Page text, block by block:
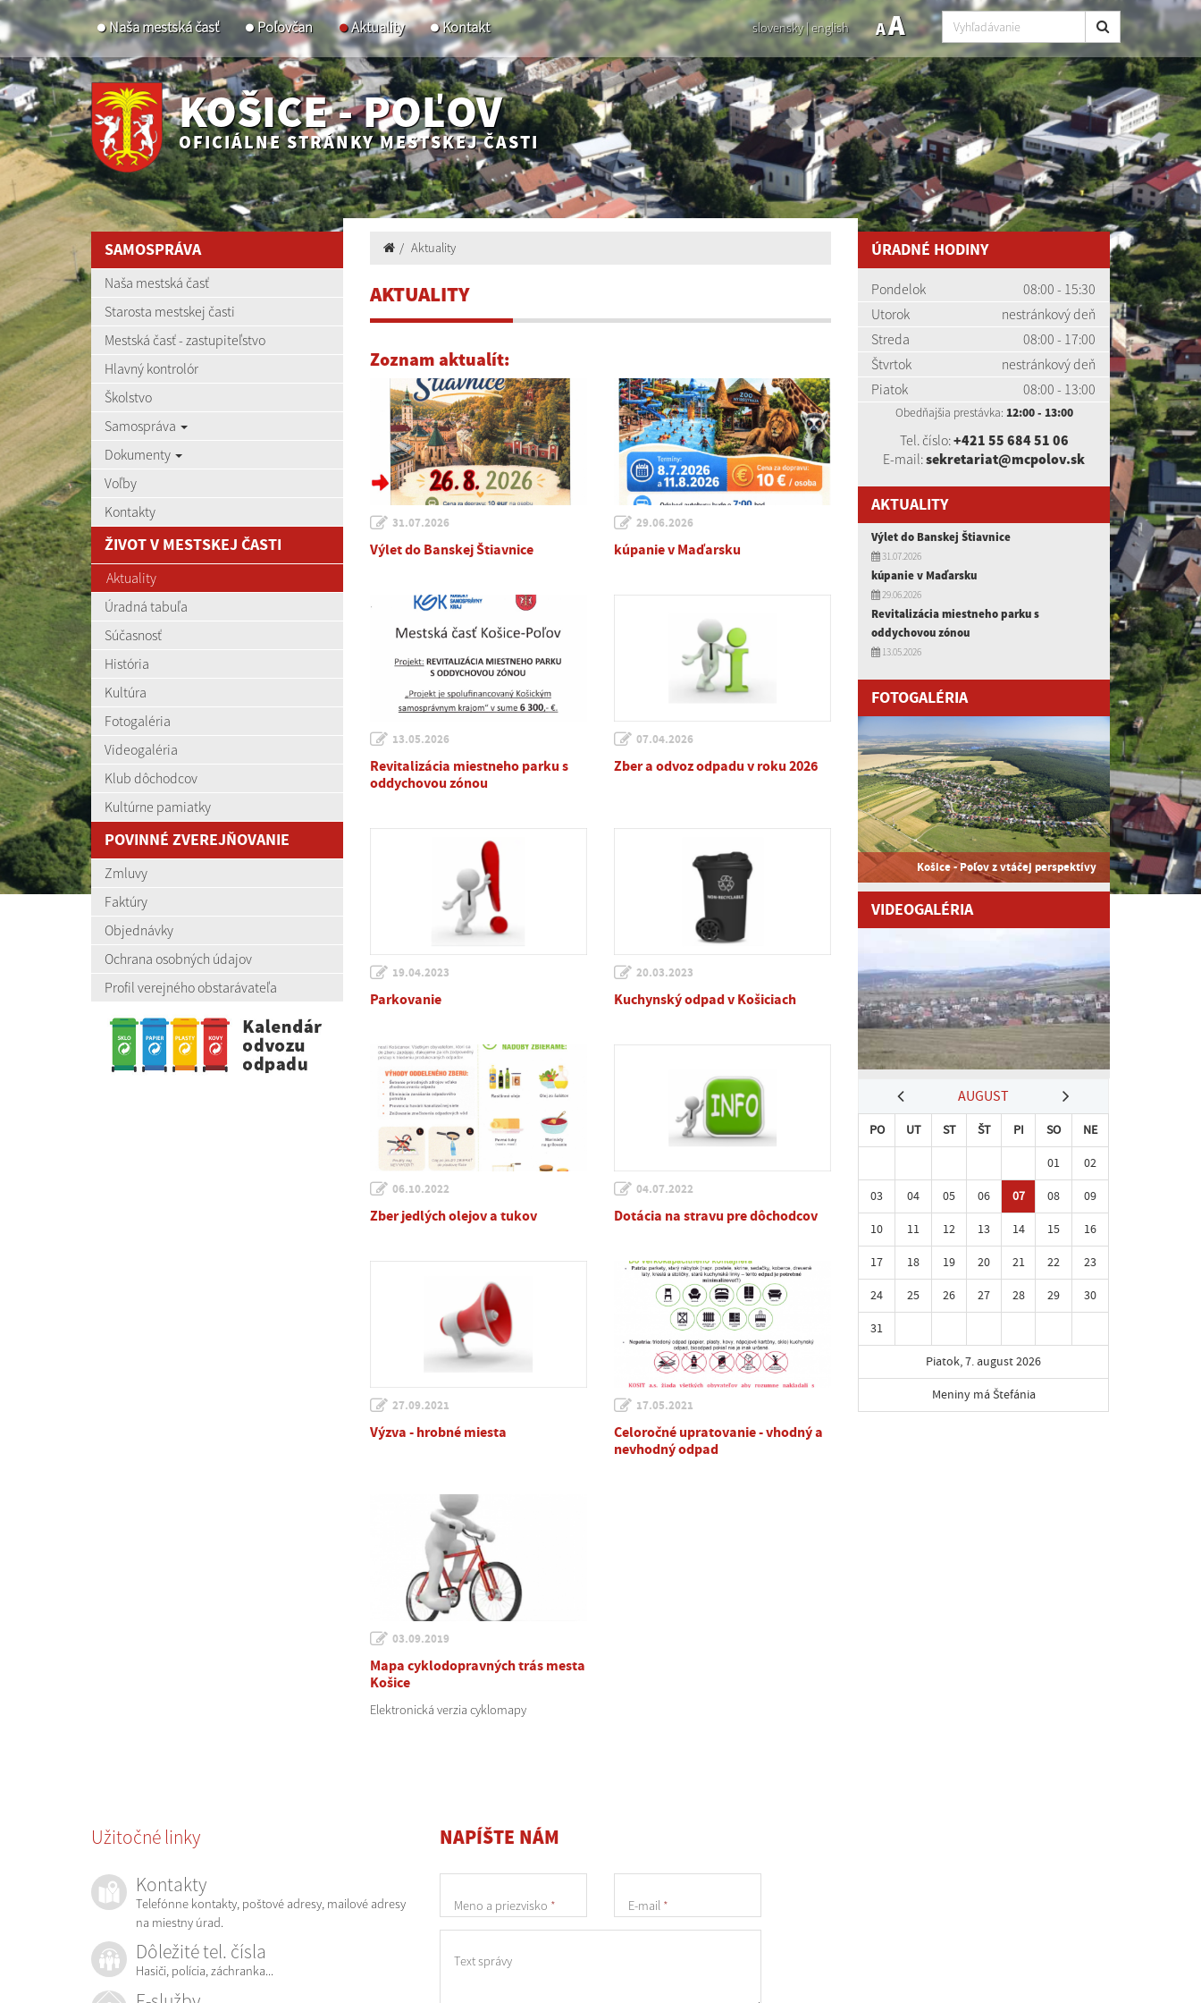
Naša mestská časť Poľovčan Aktuality Kontakt slovensky|english AA
KOŠICE - POĽOV
OFICIÁLNE STRÁNKY MESTSKEJ ČASTI
SAMOSPRÁVA
Naša mestská časť
Starosta mestskej časti
Mestská časť - zastupiteľstvo
Hlavný kontrolór
Školstvo
Samospráva
Dokumenty
Voľby
Kontakty
ŽIVOT V MESTSKEJ ČASTI
Aktuality
Úradná tabuľa
Súčasnosť
História
Kultúra
Fotogaléria
Videogaléria
Klub dôchodcov
Kultúrne pamiatky
POVINNÉ ZVEREJŇOVANIE
Zmluvy
Faktúry
Objednávky
Ochrana osobných údajov
Profil verejného obstarávateľa
Aktuality
AKTUALITY
Zoznam aktualít:
31.07.2026
Výlet do Banskej Štiavnice
29.06.2026
kúpanie v Maďarsku
13.05.2026
Revitalizácia miestneho parku s
oddychovou zónou
07.04.2026
Zber a odvoz odpadu v roku 2026
19.04.2023
Parkovanie
20.03.2023
Kuchynský odpad v Košiciach
06.10.2022
Zber jedlých olejov a tukov
04.07.2022
Dotácia na stravu pre dôchodcov
27.09.2021
Výzva - hrobné miesta
17.05.2021
Celoročné upratovanie - vhodný a
nevhodný odpad
03.09.2019
Mapa cyklodopravných trás mesta
Košice
Elektronická verzia cyklomapy
ÚRADNÉ HODINY
Pondelok
08:00 - 15:30
Utorok
nestránkový deň
Streda
08:00 - 17:00
Štvrtok
nestránkový deň
Piatok
08:00 - 13:00
Obedňajšia prestávka: 12:00 - 13:00
Tel. číslo:+421 55 684 51 06
E-mail:sekretariat@mcpolov.sk
AKTUALITY
Výlet do Banskej Štiavnice
31.07.2026
kúpanie v Maďarsku
29.06.2026
Revitalizácia miestneho parku s
oddychovou zónou
13.05.2026
FOTOGALÉRIA
Košice - Poľov z vtáčej perspektívy
VIDEOGALÉRIA
AUGUST
PO UT ST ŠT PI SO
NE
01
02
03
04 05 06 07 08
09
10
11 12 13 14 15
16
17
18 19 20 21 22
23
24
25 26 27 28 29
30
31
Piatok, 7. august 2026
Meniny má Štefánia
NAPÍŠTE NÁM
Meno a priezvisko * E-mail *
Text správy
Užitočné linky
Kontakty
Telefónne kontakty, poštové adresy, mailové adresy
na miestny úrad.
Dôležité tel. čísla
Hasiči, polícia, záchranka...